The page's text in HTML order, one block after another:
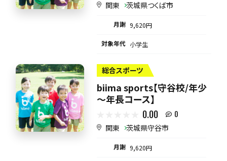
関東 茨城県つくば市
月謝 9,620円
対象年代 小学生
総合スポーツ
biima sports【守谷校/年少
～年長コース】
0.00 0
関東 茨城県守谷市
月謝 9,620円